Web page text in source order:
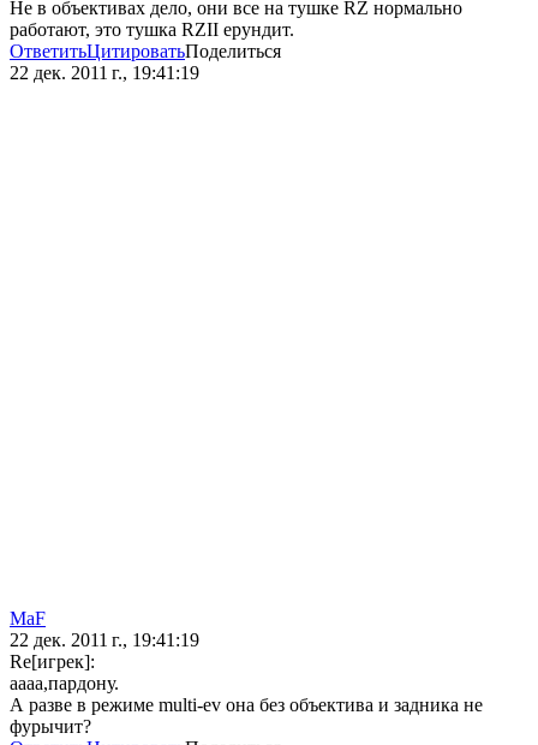
Не в объективах дело, они все на тушке RZ нормально
работают, это тушка RZII ерундит.
ОтветитьЦитироватьПоделиться
22 дек. 2011 г., 19:41:19
MaF
22 дек. 2011 г., 19:41:19
Re[игрек]:
аааа,пардону.
А разве в режиме multi-ev она без объектива и задника не
фурычит?